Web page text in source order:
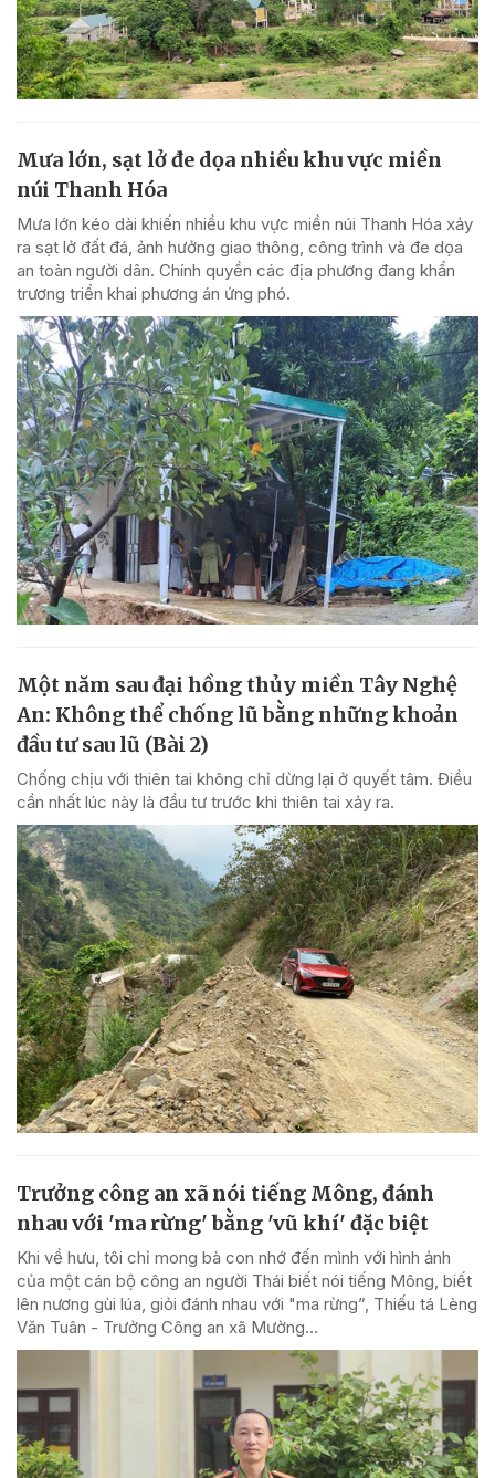
Mưa lớn, sạt lở đe dọa nhiều khu vực miền
núi Thanh Hóa
Mưa lớn kéo dài khiến nhiều khu vực miền núi Thanh Hóa xảy
ra sạt lở đất đá, ảnh hưởng giao thông, công trình và đe dọa
an toàn người dân. Chính quyền các địa phương đang khẩn
trương triển khai phương án ứng phó.
Một năm sau đại hồng thủy miền Tây Nghệ
An: Không thể chống lũ bằng những khoản
đầu tư sau lũ (Bài 2)
Chống chịu với thiên tai không chỉ dừng lại ở quyết tâm. Điều
cần nhất lúc này là đầu tư trước khi thiên tai xảy ra.
Trưởng công an xã nói tiếng Mông, đánh
nhau với 'ma rừng' bằng 'vũ khí' đặc biệt
Khi về hưu, tôi chỉ mong bà con nhớ đến mình với hình ảnh
của một cán bộ công an người Thái biết nói tiếng Mông, biết
lên nương gùi lúa, giỏi đánh nhau với "ma rừng”, Thiếu tá Lèng
Văn Tuân - Trưởng Công an xã Mường...